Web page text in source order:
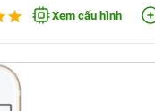
Xem cấu hình